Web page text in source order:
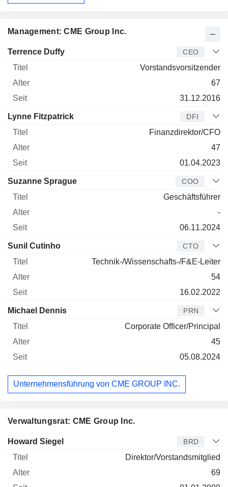
Management: CME Group Inc.
Manager Titel
Terrence Duffy CEO
Vorstandsvorsitzender
67
31.12.2016
Lynne Fitzpatrick DFI
Finanzdirektor/CFO
47
01.04.2023
Suzanne Sprague COO
Geschäftsführer
-
06.11.2024
Sunil Cutinho CTO
Technik-/Wissenschafts-/F&E-Leiter
54
16.02.2022
Michael Dennis PRN
Corporate Officer/Principal
45
05.08.2024
Unternehmensführung von CME GROUP INC.
Verwaltungsrat: CME Group Inc.
Verwaltungsratsmitglied
Howard Siegel BRD
Direktor/Vorstandsmitglied
69